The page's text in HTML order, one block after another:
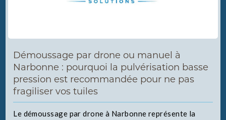
Démoussage par drone ou manuel à
Narbonne : pourquoi la pulvérisation basse
pression est recommandée pour ne pas
fragiliser vos tuiles
Le démoussage par drone à Narbonne représente la